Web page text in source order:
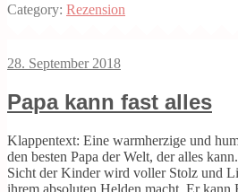
Category: Rezension
28. September 2018
Papa kann fast alles
Klappentext: Eine warmherzige und
den besten Papa der Welt, der alles
Sicht der Kinder wird voller Stolz und
ihrem absoluten Helden macht. Er kann